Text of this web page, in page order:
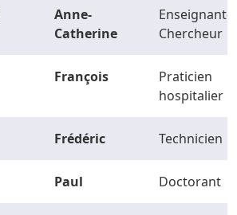
Anne-
Catherine
Enseignant-
Chercheur
François
Praticien
hospitalier
Frédéric Technicien
Paul Doctorant